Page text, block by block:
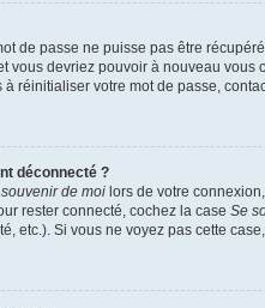
de passe ne puisse pas être
vous devriez pouvoir à nouveau vous
réinitialiser votre mot de passe,
déconnecté ?
de moi lors de votre
rester connecté, cochez la case Se
etc.). Si vous ne voyez pas cette